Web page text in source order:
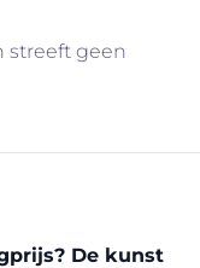
streeft geen
De kunst